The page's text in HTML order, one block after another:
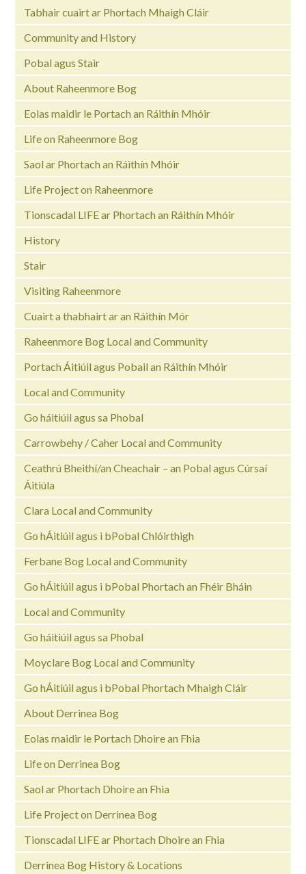
Tabhair cuairt ar Phortach Mhaigh Cláir
Community and History
Pobal agus Stair
About Raheenmore Bog
Eolas maidir le Portach an Ráithín Mhóir
Life on Raheenmore Bog
Saol ar Phortach an Ráithín Mhóir
Life Project on Raheenmore
Tionscadal LIFE ar Phortach an Ráithín Mhóir
History
Stair
Visiting Raheenmore
Cuairt a thabhairt ar an Ráithín Mór
Raheenmore Bog Local and Community
Portach Áitiúil agus Pobail an Ráithín Mhóir
Local and Community
Go háitiúil agus sa Phobal
Carrowbehy / Caher Local and Community
Ceathrú Bheithí/an Cheachair – an Pobal agus Cúrsaí
Áitiúla
Clara Local and Community
Go hÁitiúil agus i bPobal Chlóirthigh
Ferbane Bog Local and Community
Go hÁitiúil agus i bPobal Phortach an Fhéir Bháin
Local and Community
Go háitiúil agus sa Phobal
Moyclare Bog Local and Community
Go hÁitiúil agus i bPobal Phortach Mhaigh Cláir
About Derrinea Bog
Eolas maidir le Portach Dhoire an Fhia
Life on Derrinea Bog
Saol ar Phortach Dhoire an Fhia
Life Project on Derrinea Bog
Tionscadal LIFE ar Phortach Dhoire an Fhia
Derrinea Bog History & Locations